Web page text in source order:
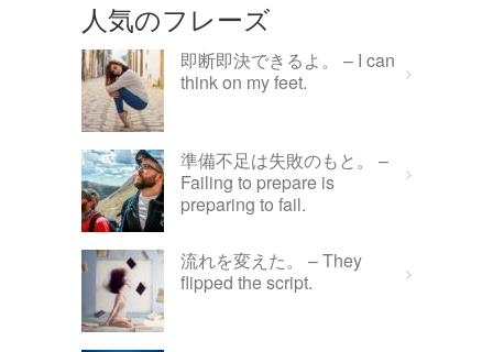
人気のフレーズ
即断即決できるよ。 – I can
think on my feet.
準備不足は失敗のもと。 –
Failing to prepare is
preparing to fail.
流れを変えた。 – They
flipped the script.